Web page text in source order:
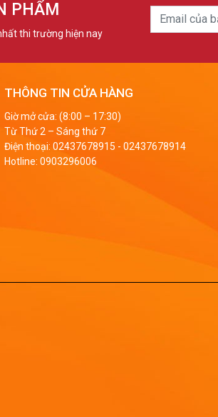
PHẨM
thi trường hiện nay
THÔNG TIN CỬA HÀNG
Giờ mở cửa: (8:00 – 17:30)
Từ Thứ 2 – Sáng thứ 7
Điện thoại: 02437678915 - 02437678914
Hotline: 0903296006